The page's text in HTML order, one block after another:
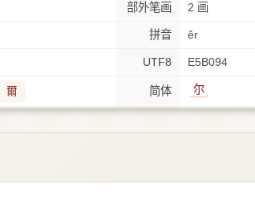
部外笔画 2 画
拼音 ěr
UTF8 E5B094
爾 简体 尔